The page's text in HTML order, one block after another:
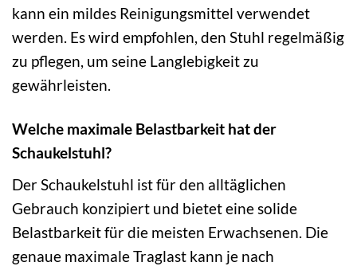
kann ein mildes Reinigungsmittel verwendet
werden. Es wird empfohlen, den Stuhl regelmäßig
zu pflegen, um seine Langlebigkeit zu
gewährleisten.
Welche maximale Belastbarkeit hat der
Schaukelstuhl?
Der Schaukelstuhl ist für den alltäglichen
Gebrauch konzipiert und bietet eine solide
Belastbarkeit für die meisten Erwachsenen. Die
genaue maximale Traglast kann je nach